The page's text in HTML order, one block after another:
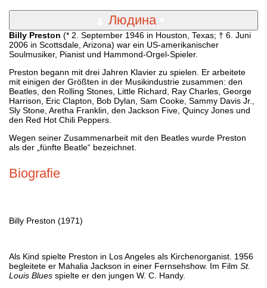
Людина
Billy Preston (* 2. September 1946 in Houston, Texas; † 6. Juni
2006 in Scottsdale, Arizona) war ein US-amerikanischer
Soulmusiker, Pianist und Hammond-Orgel-Spieler.
Preston begann mit drei Jahren Klavier zu spielen. Er arbeitete
mit einigen der Größten in der Musikindustrie zusammen: den
Beatles, den Rolling Stones, Little Richard, Ray Charles, George
Harrison, Eric Clapton, Bob Dylan, Sam Cooke, Sammy Davis Jr.,
Sly Stone, Aretha Franklin, den Jackson Five, Quincy Jones und
den Red Hot Chili Peppers.
Wegen seiner Zusammenarbeit mit den Beatles wurde Preston
als der „fünfte Beatle“ bezeichnet.
Biografie
Billy Preston (1971)
Als Kind spielte Preston in Los Angeles als Kirchenorganist. 1956
begleitete er Mahalia Jackson in einer Fernsehshow. Im Film St.
Louis Blues spielte er den jungen W. C. Handy.